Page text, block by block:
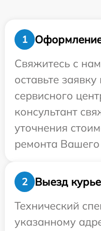
1
Свяжитесь с
оставьте заявку
сервисного
консультант
уточнения
ремонта Вашего
2
Выезд
Технический
указанному